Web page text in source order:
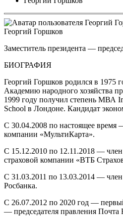
Георгий Горшков
Заместитель президента —
БИОГРАФИЯ
Георгий Горшков родился в 1975
Академию народного хозяйства
1999 году получил степень МВА
School в Лондоне. Кандидат
С 30.04.2008 по настоящее время
компании «МультиКарта».
С 15.12.2010 по 12.11.2018 — член
страховой компании «ВТБ
С 31.03.2011 по 13.03.2014 — член
Росбанка.
С 26.07.2012 по 2020 год —
— председателя правления Почта